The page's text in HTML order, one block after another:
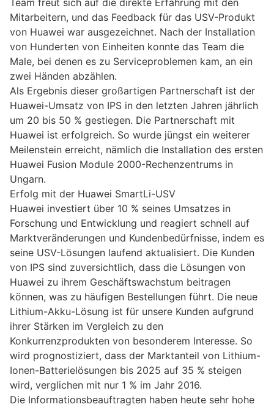
Team freut sich auf die direkte Erfahrung mit den
Mitarbeitern, und das Feedback für das USV-Produkt
von Huawei war ausgezeichnet. Nach der Installation
von Hunderten von Einheiten konnte das Team die
Male, bei denen es zu Serviceproblemen kam, an ein
zwei Händen abzählen.
Als Ergebnis dieser großartigen Partnerschaft ist der
Huawei-Umsatz von IPS in den letzten Jahren jährlich
um 20 bis 50 % gestiegen. Die Partnerschaft mit
Huawei ist erfolgreich. So wurde jüngst ein weiterer
Meilenstein erreicht, nämlich die Installation des ersten
Huawei Fusion Module 2000-Rechenzentrums in
Ungarn.
Erfolg mit der Huawei SmartLi-USV
Huawei investiert über 10 % seines Umsatzes in
Forschung und Entwicklung und reagiert schnell auf
Marktveränderungen und Kundenbedürfnisse, indem es
seine USV-Lösungen laufend aktualisiert. Die Kunden
von IPS sind zuversichtlich, dass die Lösungen von
Huawei zu ihrem Geschäftswachstum beitragen
können, was zu häufigen Bestellungen führt. Die neue
Lithium-Akku-Lösung ist für unsere Kunden aufgrund
ihrer Stärken im Vergleich zu den
Konkurrenzprodukten von besonderem Interesse. So
wird prognostiziert, dass der Marktanteil von Lithium-
Ionen-Batterielösungen bis 2025 auf 35 % steigen
wird, verglichen mit nur 1 % im Jahr 2016.
Die Informationsbeauftragten haben heute sehr hohe